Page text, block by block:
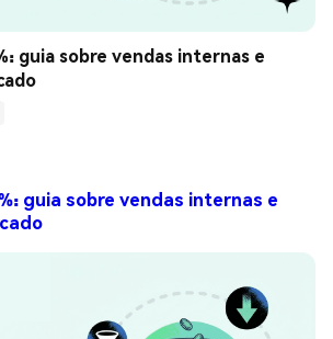
guia sobre vendas internas e
guia sobre vendas internas e